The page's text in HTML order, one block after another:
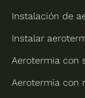
Instalación de
Instalar
Aerotermia con
Aerotermia con